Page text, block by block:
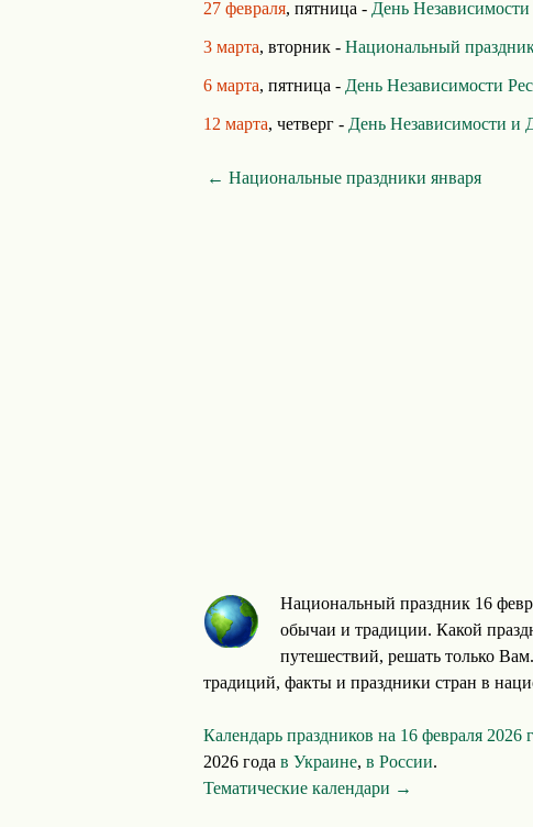
27 февраля, пятница - День
3 марта, вторник - Национальный
6 марта, пятница - День Независимости
12 марта, четверг - День Независимости и
← Национальные праздники января
Национальный праздник 16
обычаи и традиции. Какой
путешествий, решать только
традиций, факты и праздники стран в
Календарь праздников на 16 февраля 2026
2026 года в Украине, в России.
Тематические календари →